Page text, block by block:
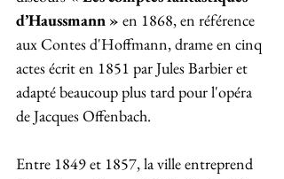
d’Haussmann » en 1868, en référence
aux Contes d'Hoffmann, drame en cinq
actes écrit en 1851 par Jules Barbier et
adapté beaucoup plus tard pour l'opéra
de Jacques Offenbach.
Entre 1849 et 1857, la ville entreprend